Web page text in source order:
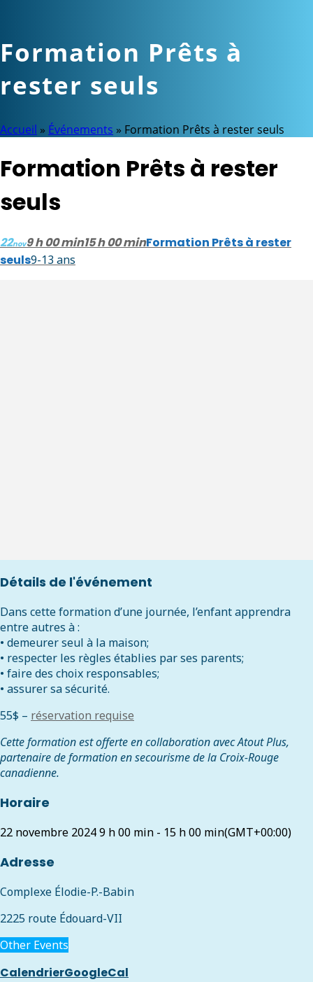
Formation Prêts à
rester seuls
Accueil » Événements » Formation Prêts à rester seuls
Formation Prêts à rester
seuls
22nov9 h 00 min15 h 00 minFormation Prêts à rester
seuls9-13 ans
Détails de l'événement
Dans cette formation d’une journée, l’enfant apprendra
entre autres à :
• demeurer seul à la maison;
• respecter les règles établies par ses parents;
• faire des choix responsables;
• assurer sa sécurité.
55$ – réservation requise
Cette formation est offerte en collaboration avec Atout Plus,
partenaire de formation en secourisme de la Croix-Rouge
canadienne.
Horaire
22 novembre 20249 h 00 min - 15 h 00 min(GMT+00:00)
Adresse
Complexe Élodie-P.-Babin
2225 route Édouard-VII
Other Events
CalendrierGoogleCal